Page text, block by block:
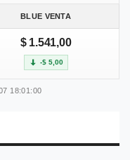
BLUE VENTA
$ 1.541,00
-$ 5,00
18:01:00